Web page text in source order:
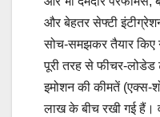
और बेहतर सेफ्टी
सोच-समझकर तैयार किए
पूरी तरह से फीचर-लोडेड
इमोशन की कीमतें
लाख के बीच रखी गई हैं।